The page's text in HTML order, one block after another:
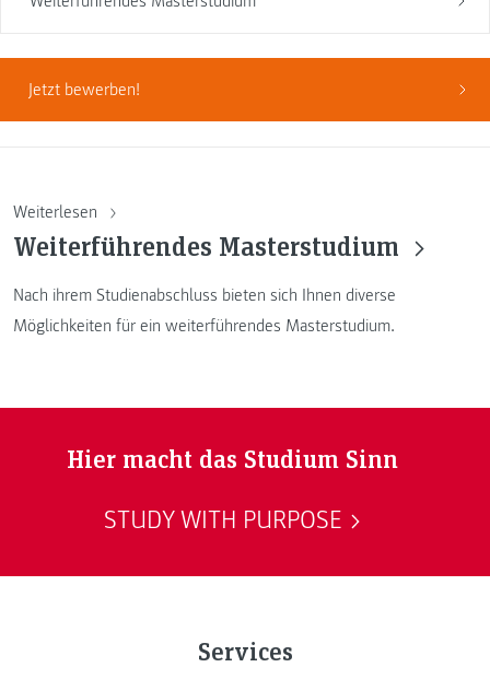
Jetzt bewerben!
Weiterlesen
Weiterführendes Masterstudium
Nach ihrem Studienabschluss bieten sich Ihnen diverse
Möglichkeiten für ein weiterführendes Masterstudium.
Hier macht das Studium Sinn
STUDY WITH PURPOSE
Services